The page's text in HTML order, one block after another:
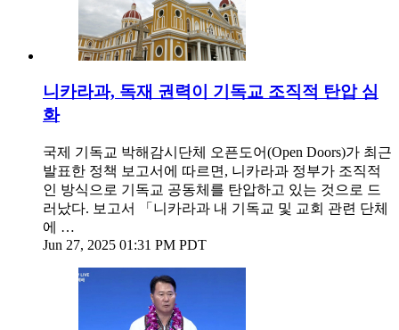
니카라과, 독재 권력이 기독교 조직적 탄압 심
화
국제 기독교 박해감시단체 오픈도어(Open Doors)가 최근
발표한 정책 보고서에 따르면, 니카라과 정부가 조직적
인 방식으로 기독교 공동체를 탄압하고 있는 것으로 드
러났다. 보고서 「니카라과 내 기독교 및 교회 관련 단체
에 …
Jun 27, 2025 01:31 PM PDT